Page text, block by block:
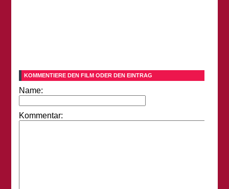
KOMMENTIERE DEN FILM ODER DEN EINTRAG
Name:
Kommentar: